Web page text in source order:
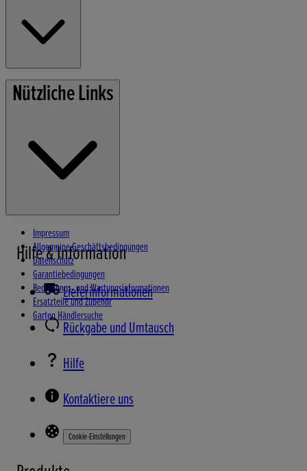
Rasenmäher
Gartengeräte
Schneefräsen
Nützliche Links
Impressum
Allgemeine Geschäftsbedingungen
Datenschutz
Garantiebedingungen
Bedienungs- und Wartungsinformationen
Ersatzteile und Zubehör
Garten Händlersuche
Hilfe & Information
Lieferinformationen
Rückgabe und Umtausch
Hilfe
Kontaktiere uns
Cookie-Einstellungen